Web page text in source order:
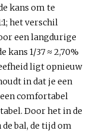
kans om te
het verschil
een langdurige
kans 1/37 ≈ 2,70%
ligt opnieuw
in dat je een
comfortabel
Door het in de
bal, de tijd om